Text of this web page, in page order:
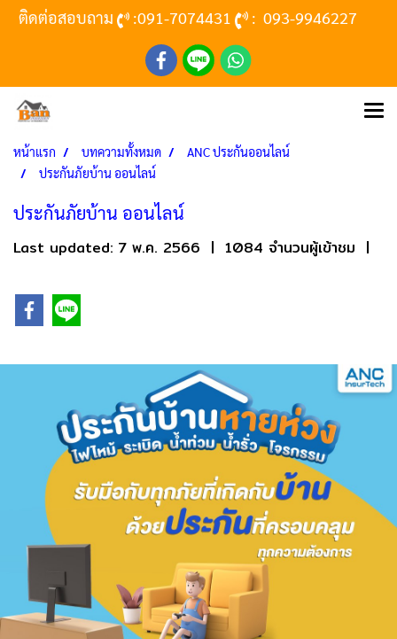
ติดต่อสอบถาม :091-7074431 : 093-9946227
หน้าแรก บทความทั้งหมด
ANC ประกันออนไลน์
ประกันภัยบ้าน ออนไลน์
ประกันภัยบ้าน ออนไลน์
Last updated: 7 พ.ค. 2566 | 1084 จำนวนผู้เข้าชม |